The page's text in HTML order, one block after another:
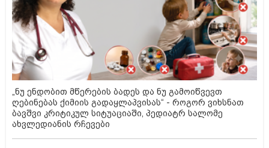
„ნუ ენდობით მწერების ბადეს და ნუ გამოიწვევთ
ღებინებას ქიმიის გადაყლაპვისას“ - როგორ ვიხსნათ
ბავშვი კრიტიკულ სიტუაციაში, პედიატრ სალომე
ახვლედიანის რჩევები